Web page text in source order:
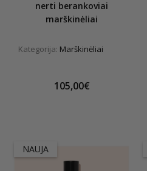
nerti berankoviai
marškinėliai
Kategorija: Marškinėliai
105,00€
NAUJA